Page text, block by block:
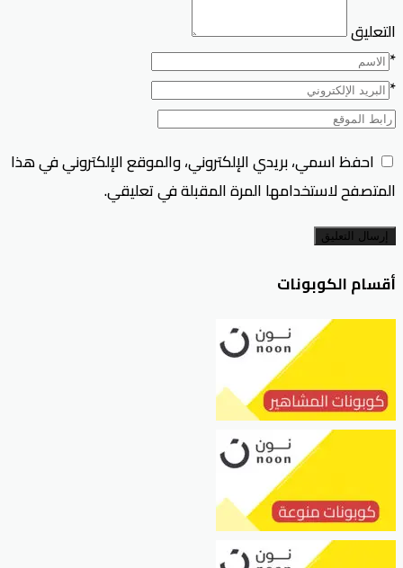
التعليق
*
*
احفظ اسمي، بريدي الإلكتروني، والموقع الإلكتروني في هذا
المتصفح لاستخدامها المرة المقبلة في تعليقي.
إرسال التعليق
أقسام الكوبونات